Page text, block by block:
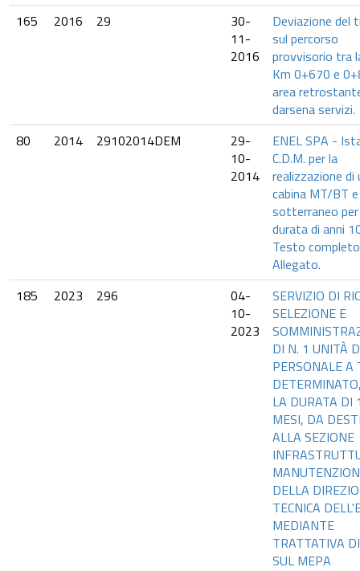
165
2016 29
30-
11-
2016
Deviazione del
sul percorso
provvisorio tra
Km 0+670 e
area
darsena servizi.
80
2014 29102014DEM
29-
10-
2014
ENEL SPA -
C.D.M. per la
realizzazione di
cabina MT/BT
sotterraneo
durata di anni
Testo
Allegato.
185
2023 296
04-
10-
2023
SERVIZIO DI
SELEZIONE E
DI N. 1 UNITÀ
PERSONALE A
LA DURATA DI
MESI, DA
ALLA SEZIONE
DELLA
TECNICA
MEDIANTE
TRATTATIVA
SUL MEPA